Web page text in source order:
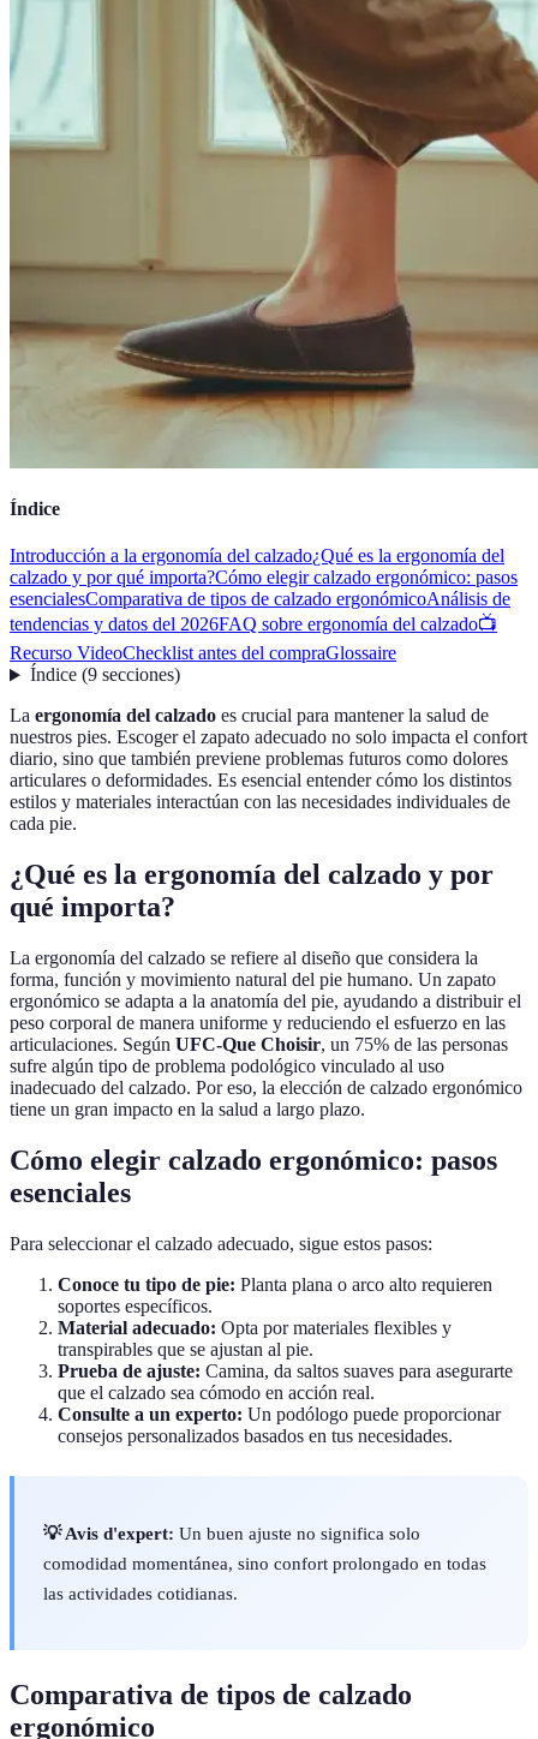
Índice
Introducción a la ergonomía del calzado¿Qué es la ergonomía del
calzado y por qué importa?Cómo elegir calzado ergonómico: pasos
esencialesComparativa de tipos de calzado ergonómicoAnálisis de
tendencias y datos del 2026FAQ sobre ergonomía del calzado📺
Recurso VideoChecklist antes del compraGlossaire
Índice(9 secciones)
La ergonomía del calzado es crucial para mantener la salud de
nuestros pies. Escoger el zapato adecuado no solo impacta el confort
diario, sino que también previene problemas futuros como dolores
articulares o deformidades. Es esencial entender cómo los distintos
estilos y materiales interactúan con las necesidades individuales de
cada pie.
¿Qué es la ergonomía del calzado y por
qué importa?
La ergonomía del calzado se refiere al diseño que considera la
forma, función y movimiento natural del pie humano. Un zapato
ergonómico se adapta a la anatomía del pie, ayudando a distribuir el
peso corporal de manera uniforme y reduciendo el esfuerzo en las
articulaciones. Según UFC-Que Choisir, un 75% de las personas
sufre algún tipo de problema podológico vinculado al uso
inadecuado del calzado. Por eso, la elección de calzado ergonómico
tiene un gran impacto en la salud a largo plazo.
Cómo elegir calzado ergonómico: pasos
esenciales
Para seleccionar el calzado adecuado, sigue estos pasos:
Conoce tu tipo de pie: Planta plana o arco alto requieren
soportes específicos.
Material adecuado: Opta por materiales flexibles y
transpirables que se ajustan al pie.
Prueba de ajuste: Camina, da saltos suaves para asegurarte
que el calzado sea cómodo en acción real.
Consulte a un experto: Un podólogo puede proporcionar
consejos personalizados basados en tus necesidades.
💡 Avis d'expert: Un buen ajuste no significa solo
comodidad momentánea, sino confort prolongado en todas
las actividades cotidianas.
Comparativa de tipos de calzado
ergonómico